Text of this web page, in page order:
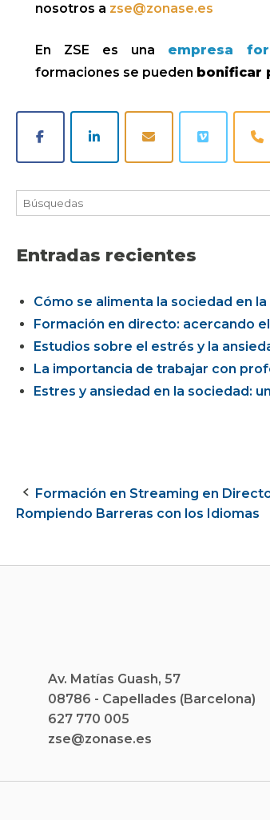
nosotros a zse@zonase.es
En ZSE es una empresa
formaciones se pueden bonificar
Entradas recientes
Cómo se alimenta la sociedad en
Formación en directo: acercando
Estudios sobre el estrés y la
La importancia de trabajar con
Estres y ansiedad en la sociedad:
Navegación
la
Formación en Streaming en
Rompiendo Barreras con los Idiomas
Av. Matías Guash, 57
08786 - Capellades (Barcelona)
627 770 005
zse@zonase.es